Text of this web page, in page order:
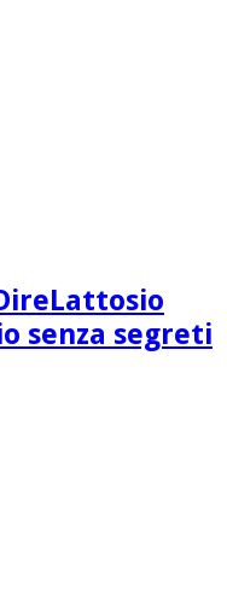
senza segreti